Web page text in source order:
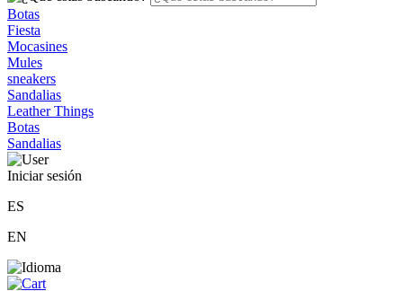
Botas
Fiesta
Mocasines
Mules
sneakers
Sandalias
Leather Things
Botas
Sandalias
Iniciar sesión
ES
EN